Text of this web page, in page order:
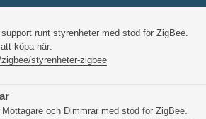
runt styrenheter med stöd för ZigBee.
köpa här:
styrenheter-zigbee
och Dimmrar med stöd för ZigBee.